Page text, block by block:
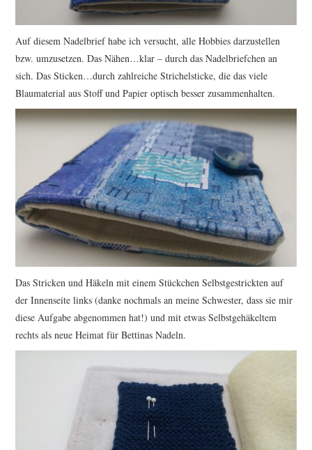
Auf diesem Nadelbrief habe ich versucht, alle Hobbies darzustellen
bzw. umzusetzen. Das Nähen…klar – durch das Nadelbriefchen an
sich. Das Sticken…durch zahlreiche Strichelsticke, die das viele
Blaumaterial aus Stoff und Papier optisch besser zusammenhalten.
Das Stricken und Häkeln mit einem Stückchen Selbstgestrickten auf
der Innenseite links (danke nochmals an meine Schwester, dass sie mir
diese Aufgabe abgenommen hat!) und mit etwas Selbstgehäkeltem
rechts als neue Heimat für Bettinas Nadeln.